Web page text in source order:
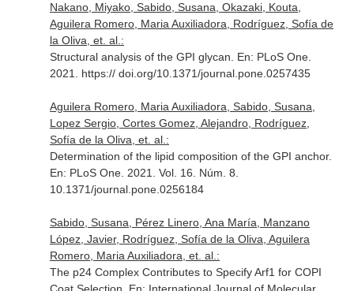
Nakano, Miyako, Sabido, Susana, Okazaki, Kouta,
Aguilera Romero, Maria Auxiliadora, Rodríguez, Sofía de
la Oliva, et. al.:
Structural analysis of the GPI glycan. En: PLoS One.
2021. https:// doi.org/10.1371/journal.pone.0257435
Aguilera Romero, Maria Auxiliadora, Sabido, Susana,
Lopez Sergio, Cortes Gomez, Alejandro, Rodríguez,
Sofía de la Oliva, et. al.:
Determination of the lipid composition of the GPI anchor.
En: PLoS One. 2021. Vol. 16. Núm. 8.
10.1371/journal.pone.0256184
Sabido, Susana, Pérez Linero, Ana María, Manzano
López, Javier, Rodríguez, Sofía de la Oliva, Aguilera
Romero, Maria Auxiliadora, et. al.:
The p24 Complex Contributes to Specify Arf1 for COPI